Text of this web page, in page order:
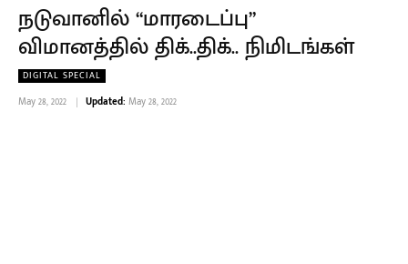
நடுவானில் “மாரடைப்பு”
விமானத்தில் திக்..திக்.. நிமிடங்கள்
DIGITAL SPECIAL
May 28, 2022 Updated: May 28, 2022